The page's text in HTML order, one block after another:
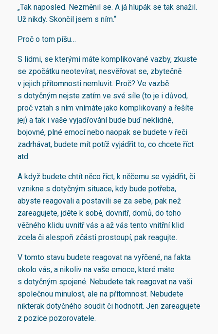
„Tak naposled. Nezměnil se. A já hlupák se tak snažil.
Už nikdy. Skončil jsem s ním.“
Proč o tom píšu…
S lidmi, se kterými máte komplikované vazby, zkuste
se zpočátku neotevírat, nesvěřovat se, zbytečně
v jejich přítomnosti nemluvit. Proč? Ve vazbě
s dotyčným nejste zatím ve své síle (to je i důvod,
proč vztah s ním vnímáte jako komplikovaný a řešíte
jej) a tak i vaše vyjadřování bude buď neklidné,
bojovné, plné emocí nebo naopak se budete v řeči
zadrhávat, budete mít potíž vyjádřit to, co chcete říct
atd.
A když budete chtít něco říct, k něčemu se vyjádřit, či
vznikne s dotyčným situace, kdy bude potřeba,
abyste reagovali a postavili se za sebe, pak než
zareagujete, jděte k sobě, dovnitř, domů, do toho
věčného klidu uvnitř vás a až vás tento vnitřní klid
zcela či alespoň zčásti prostoupí, pak reagujte.
V tomto stavu budete reagovat na vyřčené, na fakta
okolo vás, a nikoliv na vaše emoce, které máte
s dotyčným spojené. Nebudete tak reagovat na vaši
společnou minulost, ale na přítomnost. Nebudete
nikterak dotyčného soudit či hodnotit. Jen zareagujete
z pozice pozorovatele.